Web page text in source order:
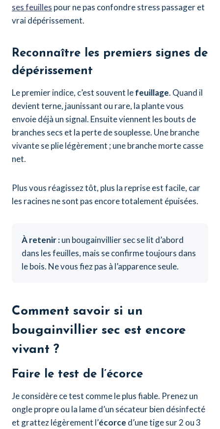
ses feuilles pour ne pas confondre stress passager et
vrai dépérissement.
Reconnaître les premiers signes de
dépérissement
Le premier indice, c’est souvent lefeuillage. Quand il
devient terne, jaunissant ou rare, la plante vous
envoie déjà un signal. Ensuite viennent les bouts de
branches secs et la perte de souplesse. Une branche
vivante se plie légèrement ; une branche morte casse
net.
Plus vous réagissez tôt, plus la reprise est facile, car
les racines ne sont pas encore totalement épuisées.
À retenir :un bougainvillier sec se lit d’abord
dans les feuilles, mais se confirme toujours dans
le bois. Ne vous fiez pas à l’apparence seule.
Comment savoir si un
bougainvillier sec est encore
vivant ?
Faire le test de l’écorce
Je considère ce test comme le plus fiable. Prenez un
ongle propre ou la lame d’un sécateur bien désinfecté
et grattez légèrement l’écorce d’une tige sur 2 ou 3